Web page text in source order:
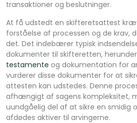
transaktioner og beslutninger.
At få udstedt en skifteretsattest
forståelse af processen og de krav,
det. Det indebærer typisk
dokumenter til skifteretten,
testamente og dokumentation for
vurderer disse dokumenter for at
attesten kan udstedes. Denne
afhængigt af sagens kompleksitet,
uundgåelig del af at sikre en smidig
afdødes aktiver til arvingerne.